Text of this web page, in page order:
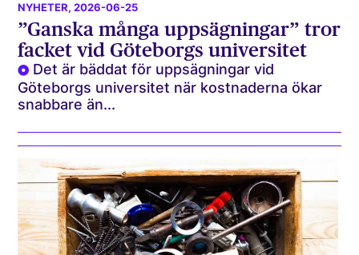
NYHETER, 2026-06-25
”Ganska många uppsägningar” tror
facket vid Göteborgs universitet
Det är bäddat för uppsägningar vid
Göteborgs universitet när kostnaderna ökar
snabbare än...